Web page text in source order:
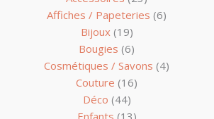
Affiches / Papeteries (6)
Bijoux(19)
Bougies (6)
Cosmétiques / Savons (4)
Couture (16)
Déco (44)